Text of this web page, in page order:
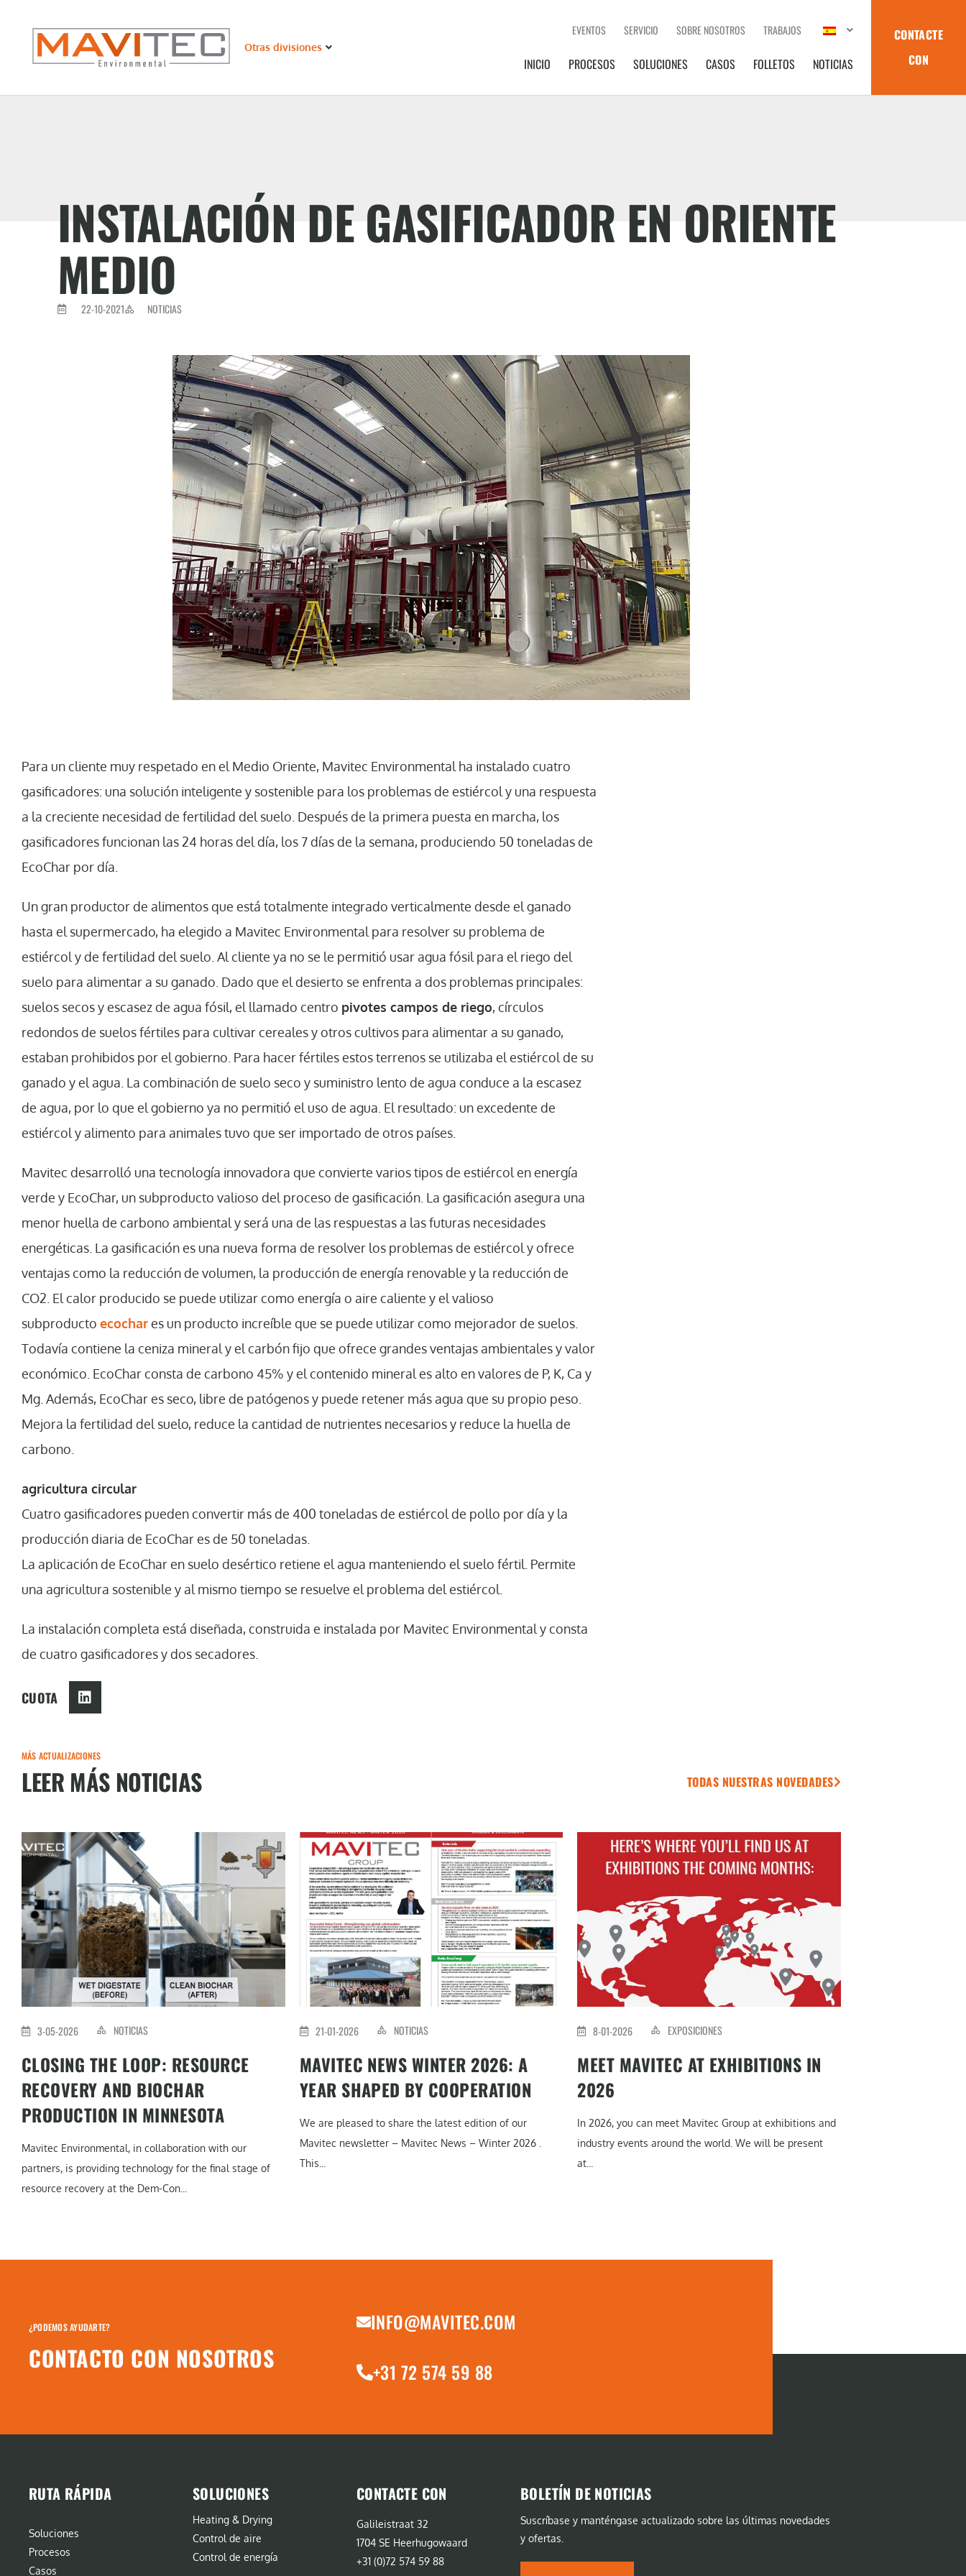
Otras divisiones
EVENTOS SERVICIO SOBRE NOSOTROS TRABAJOS
INICIO PROCESOS SOLUCIONES CASOS FOLLETOS NOTICIAS
CONTACTE
CON
INSTALACIÓN DE GASIFICADOR EN ORIENTE
MEDIO
22-10-2021 NOTICIAS
Para un cliente muy respetado en el Medio Oriente, Mavitec Environmental ha instalado cuatro
gasificadores: una solución inteligente y sostenible para los problemas de estiércol y una respuesta
a la creciente necesidad de fertilidad del suelo. Después de la primera puesta en marcha, los
gasificadores funcionan las 24 horas del día, los 7 días de la semana, produciendo 50 toneladas de
EcoChar por día.
Un gran productor de alimentos que está totalmente integrado verticalmente desde el ganado
hasta el supermercado, ha elegido a Mavitec Environmental para resolver su problema de
estiércol y de fertilidad del suelo. Al cliente ya no se le permitió usar agua fósil para el riego del
suelo para alimentar a su ganado. Dado que el desierto se enfrenta a dos problemas principales:
suelos secos y escasez de agua fósil, el llamado centro pivotes campos de riego, círculos
redondos de suelos fértiles para cultivar cereales y otros cultivos para alimentar a su ganado,
estaban prohibidos por el gobierno. Para hacer fértiles estos terrenos se utilizaba el estiércol de su
ganado y el agua. La combinación de suelo seco y suministro lento de agua conduce a la escasez
de agua, por lo que el gobierno ya no permitió el uso de agua. El resultado: un excedente de
estiércol y alimento para animales tuvo que ser importado de otros países.
Mavitec desarrolló una tecnología innovadora que convierte varios tipos de estiércol en energía
verde y EcoChar, un subproducto valioso del proceso de gasificación. La gasificación asegura una
menor huella de carbono ambiental y será una de las respuestas a las futuras necesidades
energéticas. La gasificación es una nueva forma de resolver los problemas de estiércol y ofrece
ventajas como la reducción de volumen, la producción de energía renovable y la reducción de
CO2. El calor producido se puede utilizar como energía o aire caliente y el valioso
subproducto ecochares un producto increíble que se puede utilizar como mejorador de suelos.
Todavía contiene la ceniza mineral y el carbón fijo que ofrece grandes ventajas ambientales y valor
económico. EcoChar consta de carbono 45% y el contenido mineral es alto en valores de P, K, Ca y
Mg. Además, EcoChar es seco, libre de patógenos y puede retener más agua que su propio peso.
Mejora la fertilidad del suelo, reduce la cantidad de nutrientes necesarios y reduce la huella de
carbono.
agricultura circular
Cuatro gasificadores pueden convertir más de 400 toneladas de estiércol de pollo por día y la
producción diaria de EcoChar es de 50 toneladas.
La aplicación de EcoChar en suelo desértico retiene el agua manteniendo el suelo fértil. Permite
una agricultura sostenible y al mismo tiempo se resuelve el problema del estiércol.
La instalación completa está diseñada, construida e instalada por Mavitec Environmental y consta
de cuatro gasificadores y dos secadores.
CUOTA
MÁS ACTUALIZACIONES
LEER MÁS NOTICIAS TODAS NUESTRAS NOVEDADES
3-05-2026 NOTICIAS
CLOSING THE LOOP: RESOURCE
RECOVERY AND BIOCHAR
PRODUCTION IN MINNESOTA
Mavitec Environmental, in collaboration with our
partners, is providing technology for the final stage of
resource recovery at the Dem-Con...
21-01-2026 NOTICIAS
MAVITEC NEWS WINTER 2026: A
YEAR SHAPED BY COOPERATION
We are pleased to share the latest edition of our
Mavitec newsletter – Mavitec News – Winter 2026 .
This...
8-01-2026 EXPOSICIONES
MEET MAVITEC AT EXHIBITIONS IN
2026
In 2026, you can meet Mavitec Group at exhibitions and
industry events around the world. We will be present
at...
¿PODEMOS AYUDARTE?
CONTACTO CON NOSOTROS
INFO@MAVITEC.COM
+31 72 574 59 88
RUTA RÁPIDA
Soluciones
Procesos
Casos
SOLUCIONES
Heating & Drying
Control de aire
Control de energía
CONTACTE CON
Galileistraat 32
1704 SE Heerhugowaard
+31 (0)72 574 59 88
BOLETÍN DE NOTICIAS
Suscríbase y manténgase actualizado sobre las últimas novedades
y ofertas.